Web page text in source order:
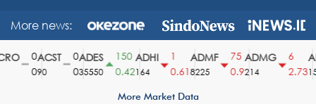
More news:
ACST
90
ADES
35550
150
0.42
ADHI
164
0.61
ADMF
8225
75
0.9
ADMG
214
2.73
More Market Data